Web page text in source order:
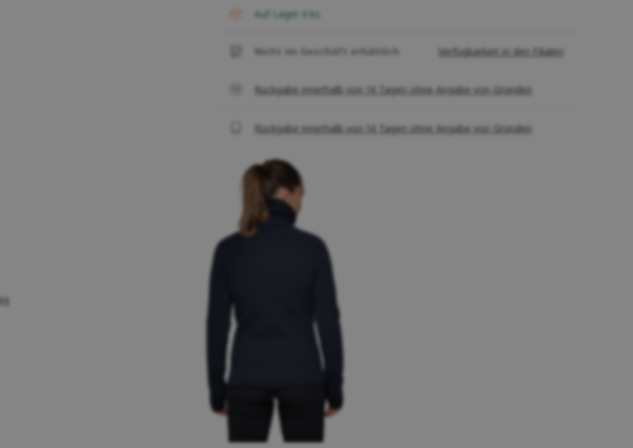
auf Lager 4 ks
Nicht im Geschäft erhältlich Verfügbarkeit in den Filialen
Rückgabe innerhalb von 14 Tagen ohne Angabe von Gründen
Rückgabe innerhalb von 14 Tagen ohne Angabe von Gründen